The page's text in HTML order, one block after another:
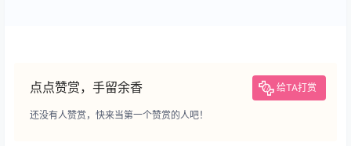
点点赞赏，手留余香 给TA打赏
还没有人赞赏，快来当第一个赞赏的人吧！